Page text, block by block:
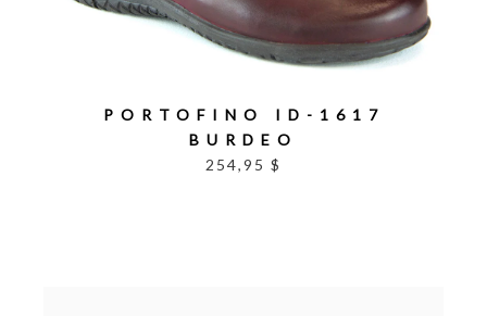
PORTOFINO ID-1617
BURDEO
254,95 $